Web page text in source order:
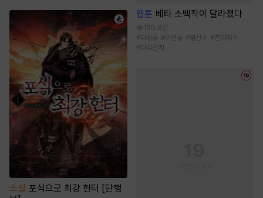
소설 포식으로 최강 헌터 [단행
웹툰 베타 소백작이 달라졌다
160.8만
#다정공 #미인공 #임신수 #츤데레수
#다각관계